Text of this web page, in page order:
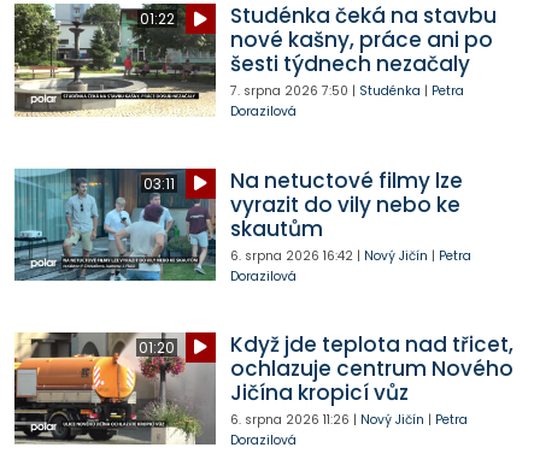
01:22
Studénka čeká na stavbu
nové kašny, práce ani po
šesti týdnech nezačaly
7. srpna 2026 7:50 | Studénka | Petra
Dorazilová
03:11
Na netuctové filmy lze
vyrazit do vily nebo ke
skautům
6. srpna 2026 16:42| Nový Jičín | Petra
Dorazilová
01:20
Když jde teplota nad třicet,
ochlazuje centrum Nového
Jičína kropicí vůz
6. srpna 2026 11:26 | Nový Jičín | Petra
Dorazilová